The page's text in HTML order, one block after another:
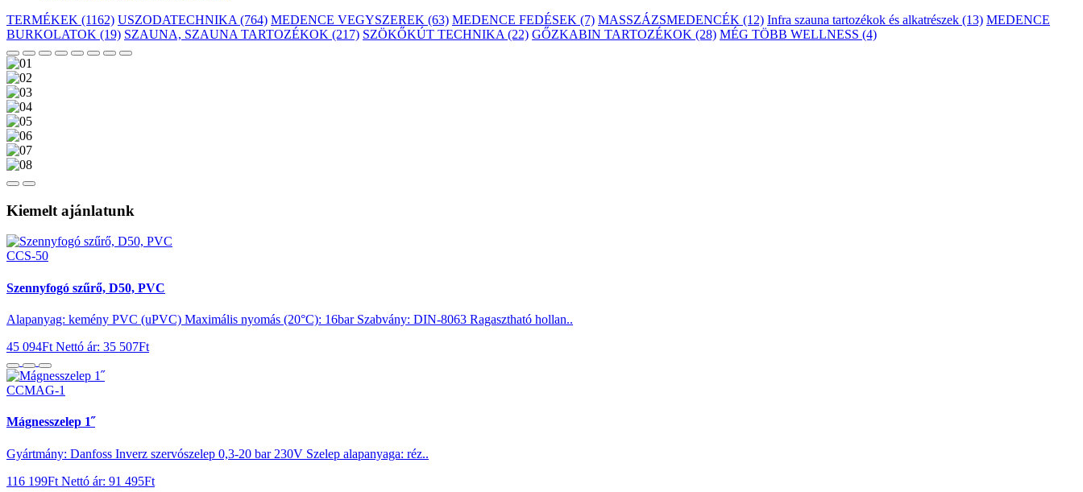
TERMÉKEK (1162) USZODATECHNIKA (764) MEDENCE VEGYSZEREK (63) MEDENCE FEDÉSEK (7) MASSZÁZSMEDENCÉK (12) Infra szauna tartozékok és alkatrészek (13) MEDENCE
BURKOLATOK (19) SZAUNA, SZAUNA TARTOZÉKOK (217) SZÖKŐKÚT TECHNIKA (22) GŐZKABIN TARTOZÉKOK (28) MÉG TÖBB WELLNESS (4)
Kiemelt ajánlatunk
CCS-50
Szennyfogó szűrő, D50, PVC
Alapanyag: kemény PVC (uPVC) Maximális nyomás (20°C): 16bar Szabvány: DIN-8063 Ragasztható hollan..
45 094Ft Nettó ár: 35 507Ft
CCMAG-1
Mágnesszelep 1˝
Gyártmány: Danfoss Inverz szervószelep 0,3-20 bar 230V Szelep alapanyaga: réz..
116 199Ft Nettó ár: 91 495Ft